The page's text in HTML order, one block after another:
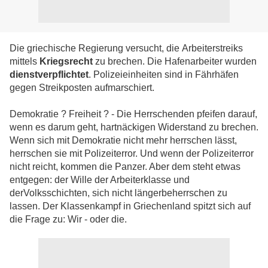
Die griechische Regierung versucht, die Arbeiterstreiks
mittels Kriegsrecht zu brechen. Die Hafenarbeiter wurden
dienstverpflichtet. Polizeieinheiten sind in Fährhäfen
gegen Streikposten aufmarschiert.
Demokratie ? Freiheit ? - Die Herrschenden pfeifen darauf,
wenn es darum geht, hartnäckigen Widerstand zu brechen.
Wenn sich mit Demokratie nicht mehr herrschen lässt,
herrschen sie mit Polizeiterror. Und wenn der Polizeiterror
nicht reicht, kommen die Panzer. Aber dem steht etwas
entgegen: der Wille der Arbeiterklasse und
derVolksschichten, sich nicht längerbeherrschen zu
lassen. Der Klassenkampf in Griechenland spitzt sich auf
die Frage zu: Wir - oder die.